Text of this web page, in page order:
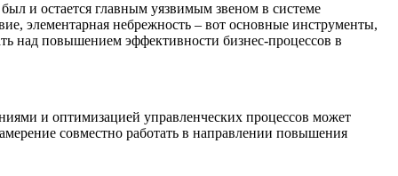
и остается главным уязвимым звеном в системе
элементарная небрежность – вот основные инструменты,
над повышением эффективности бизнес-процессов в
и оптимизацией управленческих процессов может
совместно работать в направлении повышения